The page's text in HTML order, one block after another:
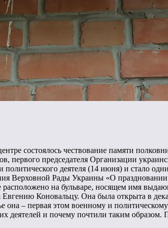
состоялось чествование памяти
первого председателя Организации
деятеля (14 июня) и стало
Верховной Рады Украины «О
на бульваре, носящем имя
Коновальцу. Она была открыта в
– первая этом военному и
деятелей и почему почтили таким